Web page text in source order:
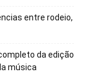
entre rodeio,
da edição
música